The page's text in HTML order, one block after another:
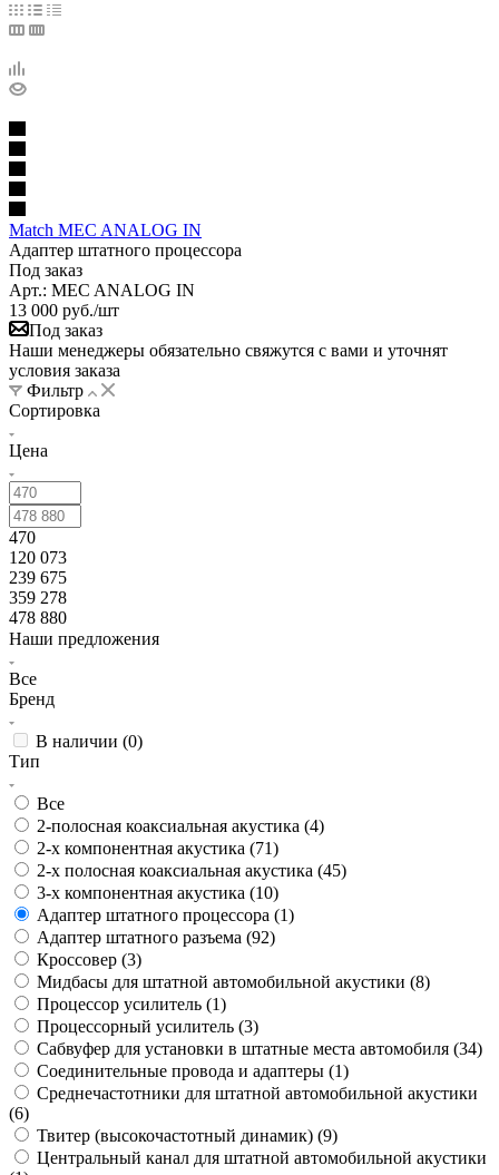
Match MEC ANALOG IN
Адаптер штатного процессора
Под заказ
Арт.: MEC ANALOG IN
13 000 руб./шт
Под заказ
Наши менеджеры обязательно свяжутся с вами и уточнят
условия заказа
Фильтр
Сортировка
Цена
470
120 073
239 675
359 278
478 880
Наши предложения
Все
Бренд
В наличии (0)
Тип
Все
2-полосная коаксиальная акустика (4)
2-х компонентная акустика (71)
2-х полосная коаксиальная акустика (45)
3-х компонентная акустика (10)
Адаптер штатного процессора (1)
Адаптер штатного разъема (92)
Кроссовер (3)
Мидбасы для штатной автомобильной акустики (8)
Процессор усилитель (1)
Процессорный усилитель (3)
Сабвуфер для установки в штатные места автомобиля (34)
Соединительные провода и адаптеры (1)
Среднечастотники для штатной автомобильной акустики
(6)
Твитер (высокочастотный динамик) (9)
Центральный канал для штатной автомобильной акустики